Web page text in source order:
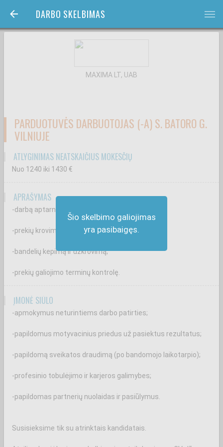
DARBO SKELBIMAS bars
Šio skelbimo galiojimas
yra pasibaigęs.
MAXIMA LT, UAB
PARDUOTUVĖS DARBUOTOJAS (-A) S. BATORO G.
VILNIUJE
ATLYGINIMAS NEATSKAIČIUS MOKESČIŲ
Nuo 1240 iki 1430 €
APRAŠYMAS
-darbą aptarnaujant klientus kasoje;
-prekių krovimą ir priežiūrą prekybos salėje;
-bandelių kepimą ir užkrovimą;
-prekių galiojimo terminų kontrolę.
ĮMONĖ SIŪLO
-apmokymus neturintiems darbo patirties;
-papildomus motyvacinius priedus už pasiektus rezultatus;
-papildomą sveikatos draudimą (po bandomojo laikotarpio);
-profesinio tobulėjimo ir karjeros galimybes;
-papildomas partnerių nuolaidas ir pasiūlymus.
Susisieksime tik su atrinktais kandidatais.